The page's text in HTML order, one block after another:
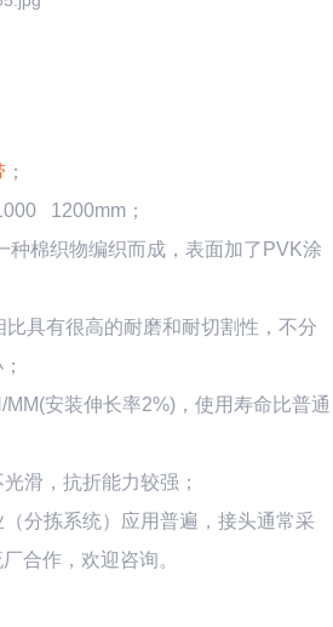
；
1200mm；
种棉织物编织而成，表面加了PVK涂
比具有很高的耐磨和耐切割性，不分
安装伸长率2%)，使用寿命比普通
滑，抗折能力较强；
分拣系统）应用普遍，接头通常采
合作，欢迎咨询。